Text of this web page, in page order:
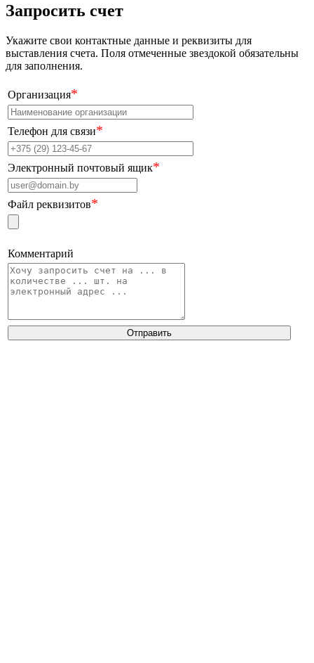
Запросить счет
Укажите свои контактные данные и реквизиты для
выставления счета. Поля отмеченные звездокой обязательны
для заполнения.
Организация*
Телефон для связи*
Электронный почтовый ящик*
Файл реквизитов*
Комментарий